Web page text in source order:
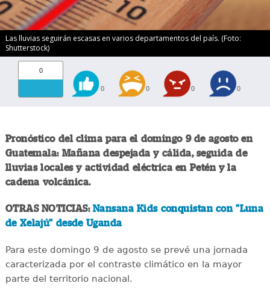
Las lluvias seguirán escasas en varios departamentos del país. (Foto:
Shutterstock)
0
0 0 0 0
Pronóstico del clima para el domingo 9 de agosto en
Guatemala: Mañana despejada y cálida, seguida de
lluvias locales y actividad eléctrica en Petén y la
cadena volcánica.
OTRAS NOTICIAS: Nansana Kids conquistan con "Luna
de Xelajú" desde Uganda
Para este domingo 9 de agosto se prevé una jornada
caracterizada por el contraste climático en la mayor
parte del territorio nacional.